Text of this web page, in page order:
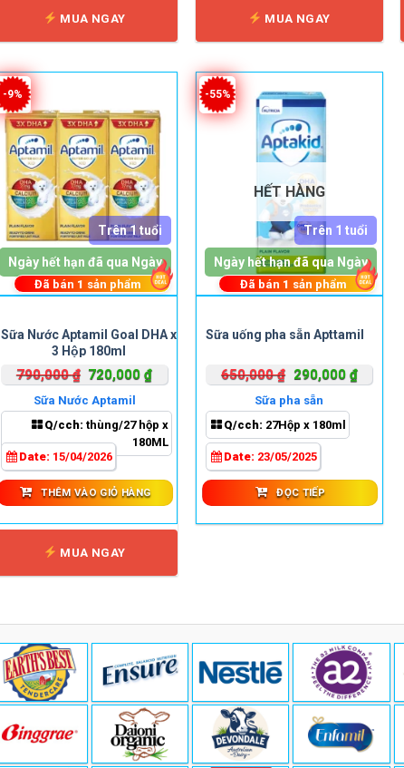
MUA NGAY MUA NGAY
-9%
Sữa Nước Aptamil Goal DHA x
3 Hộp 180ml
790,000₫ Giá
gốc
là:
790,000 ₫.
720,000₫Giá
tại
là:
720,000 ₫.
Sữa Nước Aptamil
Q/cch:thùng/27 hộp x
180ML
Date: 15/04/2026
Trên 1 tuổi
Ngày hết hạn đã qua Ngày
Đã bán 1 sản phẩm
THÊM VÀO GIỎ HÀNG
MUA NGAY
-55%
HẾT HÀNG
Sữa uống pha sẵn Apttamil
650,000₫ Giá
gốc
là:
650,000 ₫.
290,000 ₫Giá
Sữa pha sẵn
Q/cch: 27Hộp x 180ml
Date: 23/05/2025
Trên 1 tuổi
Ngày hết hạn đã qua Ngày
Đã bán 1 sản phẩm
ĐỌC TIẾP